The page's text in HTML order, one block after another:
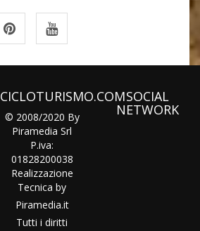
CICLOTURISMO.COM
© 2008/2020 By
Piramedia Srl
P.iva:
01828200038
Realizzazione
Tecnica by
Piramedia.it
Tutti i diritti
SOCIAL
NETWORK